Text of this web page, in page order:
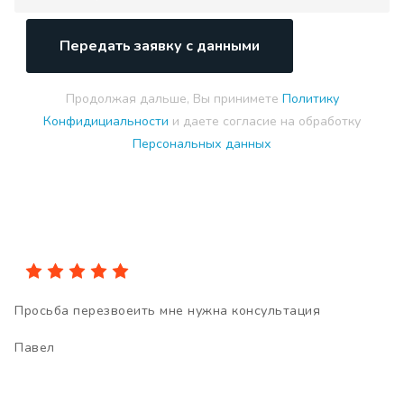
Передать заявку с данными
Продолжая дальше, Вы принимете Политику
Конфидициальности и даете согласие на обработку
Персональных данных
Просьба перезвоеить мне нужна консультация
Павел